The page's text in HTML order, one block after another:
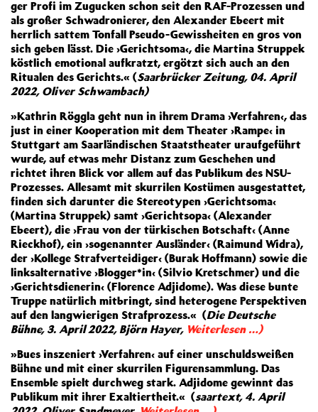
ger Pro­fi im Zu­gu­cken schon seit den RAF-Pro­zes­sen und
als gro­ßer Schwa­dro­nie­rer, den Alex­an­der Ebeert mit
herr­lich sat­tem Ton­fall Pseu­do-Ge­wiss­hei­ten en gros von
sich ge­ben lässt. Die ›Ge­richtso­ma‹, die Mar­ti­na Strup­pek
köst­lich emo­tio­nal auf­kratzt, er­götzt sich auch an den
Ri­tua­len des Ge­richts.« (Saarbrücker Zeitung, 04. April
2022, Oliver Schwambach)
»Kathrin Röggla geht nun in ihrem Drama ›Verfahren‹, das
just in einer Kooperation mit dem Theater ›Rampe‹ in
Stuttgart am Saarländischen Staatstheater uraufgeführt
wurde, auf etwas mehr Distanz zum Geschehen und
richtet ihren Blick vor allem auf das Publikum des NSU-
Prozesses. Allesamt mit skurrilen Kostümen ausgestattet,
finden sich darunter die Stereotypen ›Gerichtsoma‹
(Martina Struppek) samt ›Gerichtsopa‹ (Alexander
Ebeert), die ›Frau von der türkischen Botschaft‹ (Anne
Rieckhof), ein ›sogenannter Ausländer‹ (Raimund Widra),
der ›Kollege Strafverteidiger‹ (Burak Hoffmann) sowie die
linksalternative ›Blogger*in‹ (Silvio Kretschmer) und die
›Gerichtsdienerin‹ (Florence Adjidome). Was diese bunte
Truppe natürlich mitbringt, sind heterogene Perspektiven
auf den langwierigen Strafprozess.« (Die Deutsche
Bühne, 3. April 2022, Björn Hayer, Weiterlesen …)
»Bues inszeniert ›Verfahren‹ auf einer unschuldsweißen
Bühne und mit einer skurrilen Figurensammlung. Das
Ensemble spielt durchweg stark. Adjidome gewinnt das
Publikum mit ihrer Exaltiertheit.« (saartext, 4. April